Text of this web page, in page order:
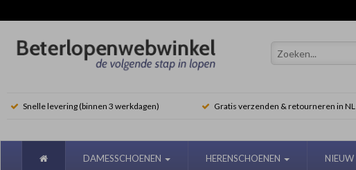
Snelle levering (binnen 3 werkdagen) Gratis verzenden & retourneren in NL
DAMESSCHOENEN HERENSCHOENEN NIEUW